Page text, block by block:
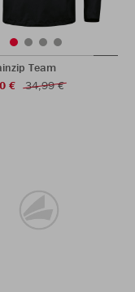
Team
€
34,99 €